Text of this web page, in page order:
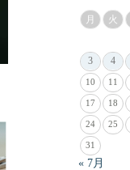
月 火
3
4
10 11
17 18
24 25
31
« 7月